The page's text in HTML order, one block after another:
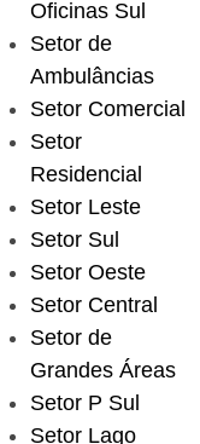
Oficinas Sul
Setor de
Ambulâncias
Setor Comercial
Setor
Residencial
Setor Leste
Setor Sul
Setor Oeste
Setor Central
Setor de
Grandes Áreas
Setor P Sul
Setor Lago